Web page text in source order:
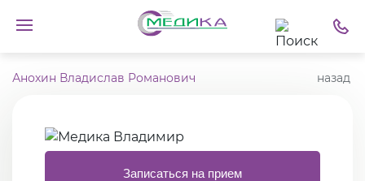
Анохин Владислав Романович назад
Записаться на прием